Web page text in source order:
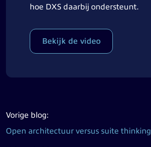
hoe DXS daarbij ondersteunt.
Bekijk de video
Vorige blog:
Open architectuur versus suite thinking